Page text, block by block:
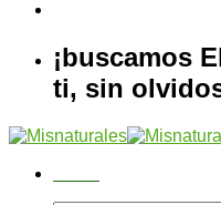
¡buscamos
ti, sin